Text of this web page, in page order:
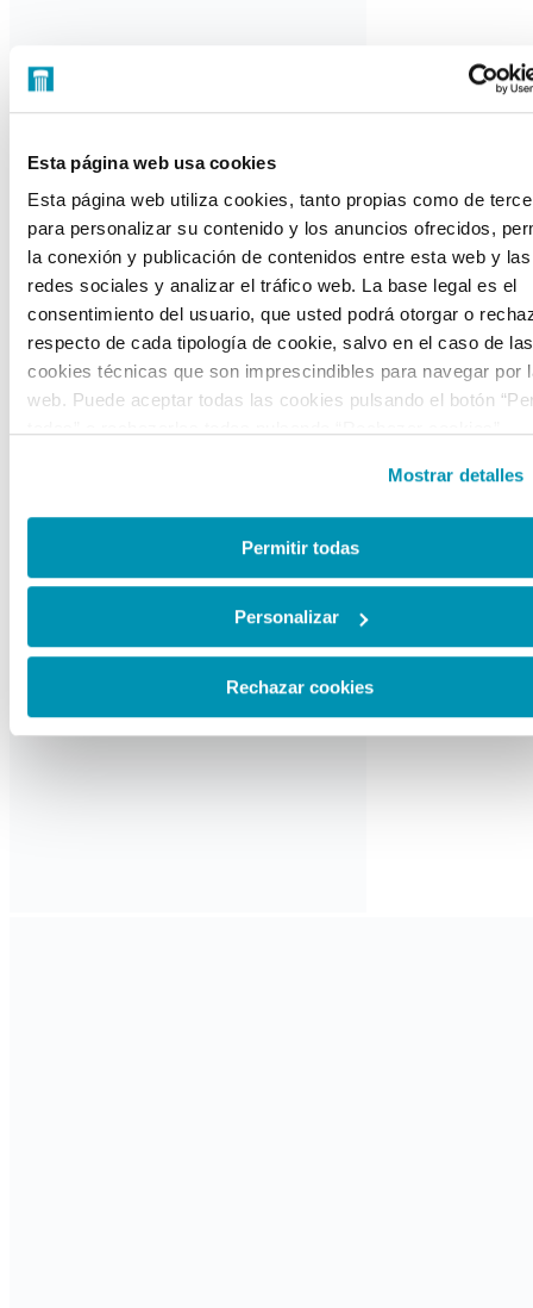
Esta página web usa cookies
Esta página web utiliza cookies, tanto propias como de
para personalizar su contenido y los anuncios ofrecidos,
la conexión y publicación de contenidos entre esta web y las
redes sociales y analizar el tráfico web. La base legal es el
consentimiento del usuario, que usted podrá otorgar o
respecto de cada tipología de cookie, salvo en el caso de las
cookies técnicas que son imprescindibles para navegar por
web. Puede aceptar todas las cookies pulsando el botón
tipo de cookie y configurar sus preferencias clicando en
“Personalizar” o en “Mostrar detalles”. El titular de la web,
responsable del tratamiento de las cookies, y sus datos son
accesibles en el
Mostrar detalles
Permitir todas
Personalizar
Rechazar cookies